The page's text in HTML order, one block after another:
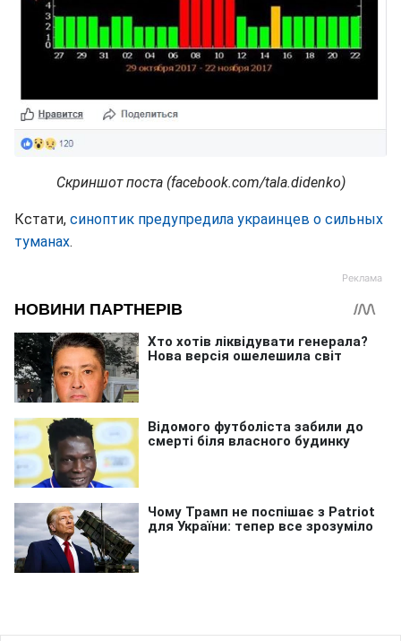
Скриншот поста (facebook.com/tala.didenko)
Кстати, синоптик предупредила украинцев о сильных
туманах.